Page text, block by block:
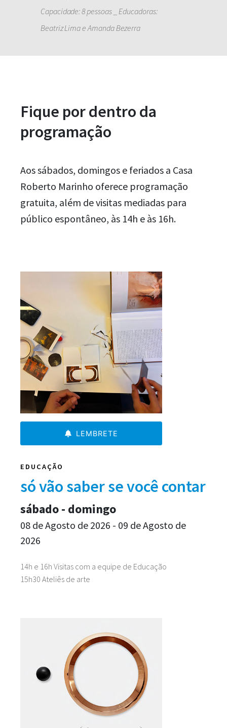
Capacidade: 8 pessoas _ Educadoras:
Beatriz Lima e Amanda Bezerra
Fique por dentro da
programação
Aos sábados, domingos e feriados a Casa
Roberto Marinho oferece programação
gratuita, além de visitas mediadas para
público espontâneo, às 14h e às 16h.
LEMBRETE
EDUCAÇÃO
só vão saber se você contar
14h e 16h Visitas com a equipe de Educação
15h30 Ateliês de arte
sábado - domingo
08 de Agosto de 2026 - 09 de Agosto de
2026